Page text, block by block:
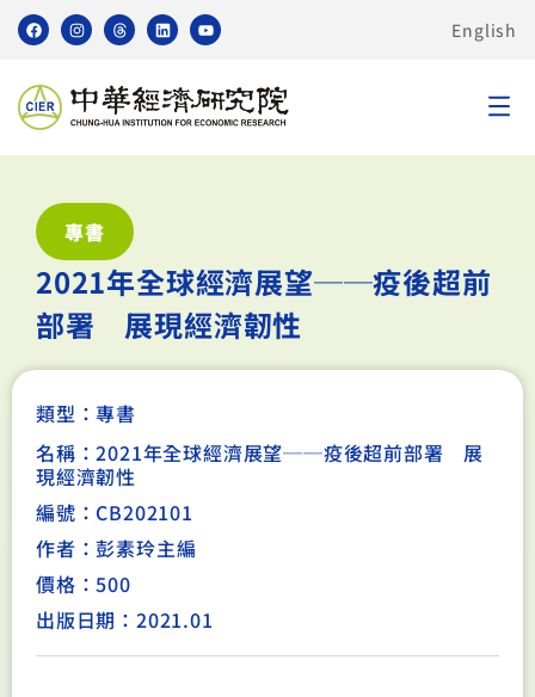
English
專書
2021年全球經濟展望──疫後超前
部署 展現經濟韌性
類型：專書
名稱：2021年全球經濟展望──疫後超前部署 展
現經濟韌性
編號：CB202101
作者：彭素玲主編
價格：500
出版日期：2021.01